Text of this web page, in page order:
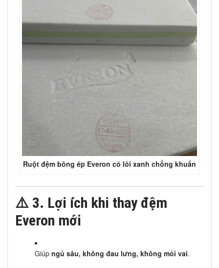
Ruột đệm bông ép Everon có lõi xanh chống khuẩn
⚠️ 3. Lợi ích khi thay đệm
Everon mới
Giúp ngủ sâu, không đau lưng, không mỏi vai.